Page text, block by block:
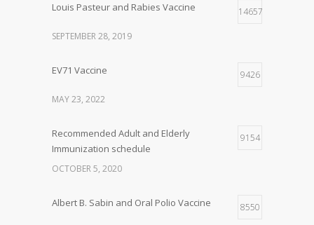
Louis Pasteur and Rabies Vaccine 14657
SEPTEMBER 28, 2019
EV71 Vaccine 9426
MAY 23, 2022
Recommended Adult and Elderly
Immunization schedule
9154
OCTOBER 5, 2020
Albert B. Sabin and Oral Polio Vaccine 8550